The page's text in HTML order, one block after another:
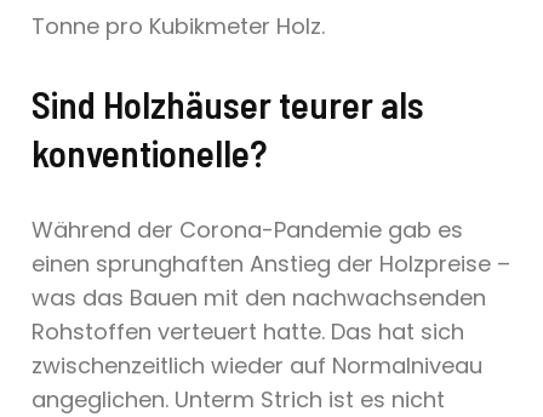
Tonne pro Kubikmeter Holz.
Sind Holzhäuser teurer als
konventionelle?
Während der Corona-Pandemie gab es
einen sprunghaften Anstieg der Holzpreise –
was das Bauen mit den nachwachsenden
Rohstoffen verteuert hatte. Das hat sich
zwischenzeitlich wieder auf Normalniveau
angeglichen. Unterm Strich ist es nicht